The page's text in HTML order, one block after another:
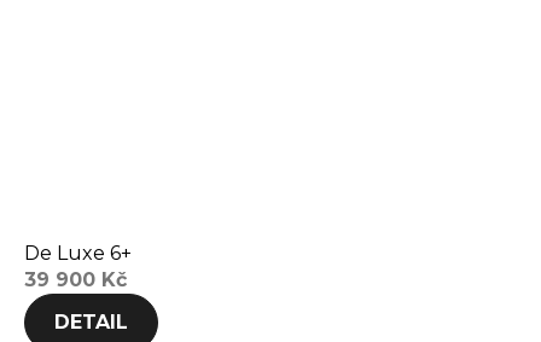
De Luxe 6+
39 900 Kč
DETAIL